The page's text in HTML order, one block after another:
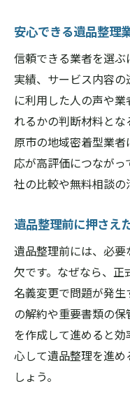
口コミやレ
遺品整理業
橿原市で評
見積もり時
ト
遺品整理業
口コミで評判の
口コミが高
方
橿原市で人
レビューを
方
口コミ活用
遺品整理に
安心できる遺品整理
信頼できる業者を選
実績、サービス内容
に利用した人の声や
れるかの判断材料と
原市の地域密着型業
応が高評価につなが
社の比較や無料相談の
遺品整理前に押さえ
遺品整理前には、必
欠です。なぜなら、
名義変更で問題が発
の解約や重要書類の
を作成して進めると
心して遺品整理を進
しょう。